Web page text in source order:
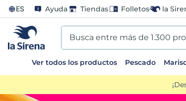
ES Ayuda Tiendas Folletos la
Busca entre más de 1.300
Ver todos los productos Pescado
TÉRMINOS MÁS BUSCADOS
1. helados sirena